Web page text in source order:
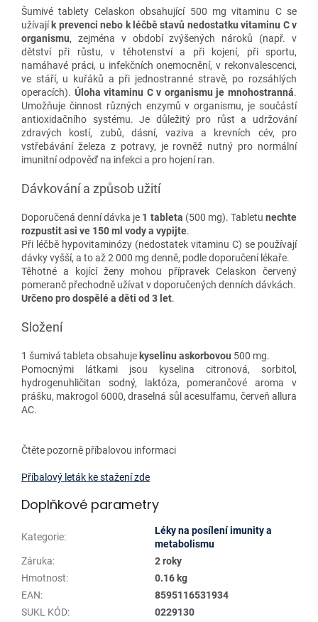
Šumivé tablety Celaskon obsahující 500 mg vitaminu C se
užívají k prevenci nebo k léčbě stavů nedostatku vitaminu C v
organismu, zejména v období zvýšených nároků (např. v
dětství při růstu, v těhotenství a při kojení, při sportu,
namáhavé práci, u infekčních onemocnění, v rekonvalescenci,
ve stáří, u kuřáků a při jednostranné stravě, po rozsáhlých
operacích). Úloha vitaminu C v organismu je mnohostranná.
Umožňuje činnost různých enzymů v organismu, je součástí
antioxidačního systému. Je důležitý pro růst a udržování
zdravých kostí, zubů, dásní, vaziva a krevních cév, pro
vstřebávání železa z potravy, je rovněž nutný pro normální
imunitní odpověď na infekci a pro hojení ran.
Dávkování a způsob užití
Doporučená denní dávka je 1 tableta (500 mg). Tabletu nechte
rozpustit asi ve 150 ml vody a vypijte.
Při léčbě hypovitaminózy (nedostatek vitaminu C) se používají
dávky vyšší, a to až 2 000 mg denně, podle doporučení lékaře.
Těhotné a kojící ženy mohou přípravek Celaskon červený
pomeranč přechodně užívat v doporučených denních dávkách.
Určeno pro dospělé a děti od 3 let.
Složení
1 šumivá tableta obsahuje kyselinu askorbovou 500 mg.
Pomocnými látkami jsou kyselina citronová, sorbitol,
hydrogenuhličitan sodný, laktóza, pomerančové aroma v
prášku, makrogol 6000, draselná sůl acesulfamu, červeň allura
AC.
Čtěte pozorně příbalovou informaci
Příbalový leták ke stažení zde
Doplňkové parametry
Kategorie:
Léky na posílení imunity a
metabolismu
Záruka:
2 roky
Hmotnost:
0.16 kg
EAN:
8595116531934
SUKL KÓD:
0229130